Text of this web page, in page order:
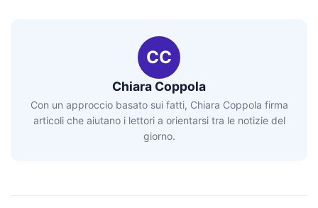
CC
Chiara Coppola
Con un approccio basato sui fatti, Chiara Coppola firma
articoli che aiutano i lettori a orientarsi tra le notizie del
giorno.